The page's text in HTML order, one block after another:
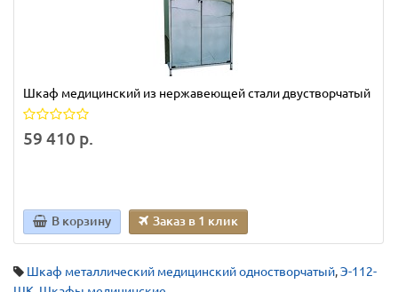
Шкаф медицинский из нержавеющей стали двустворчатый
59 410 р.
В корзину Заказ в 1 клик
Шкаф металлический медицинский одностворчатый,Э-112-